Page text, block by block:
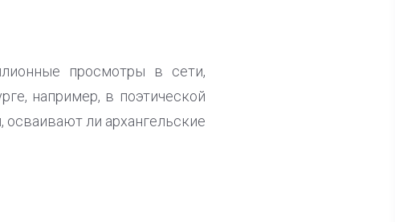
просмотры в сети,
например, в поэтической
осваивают ли архангельские